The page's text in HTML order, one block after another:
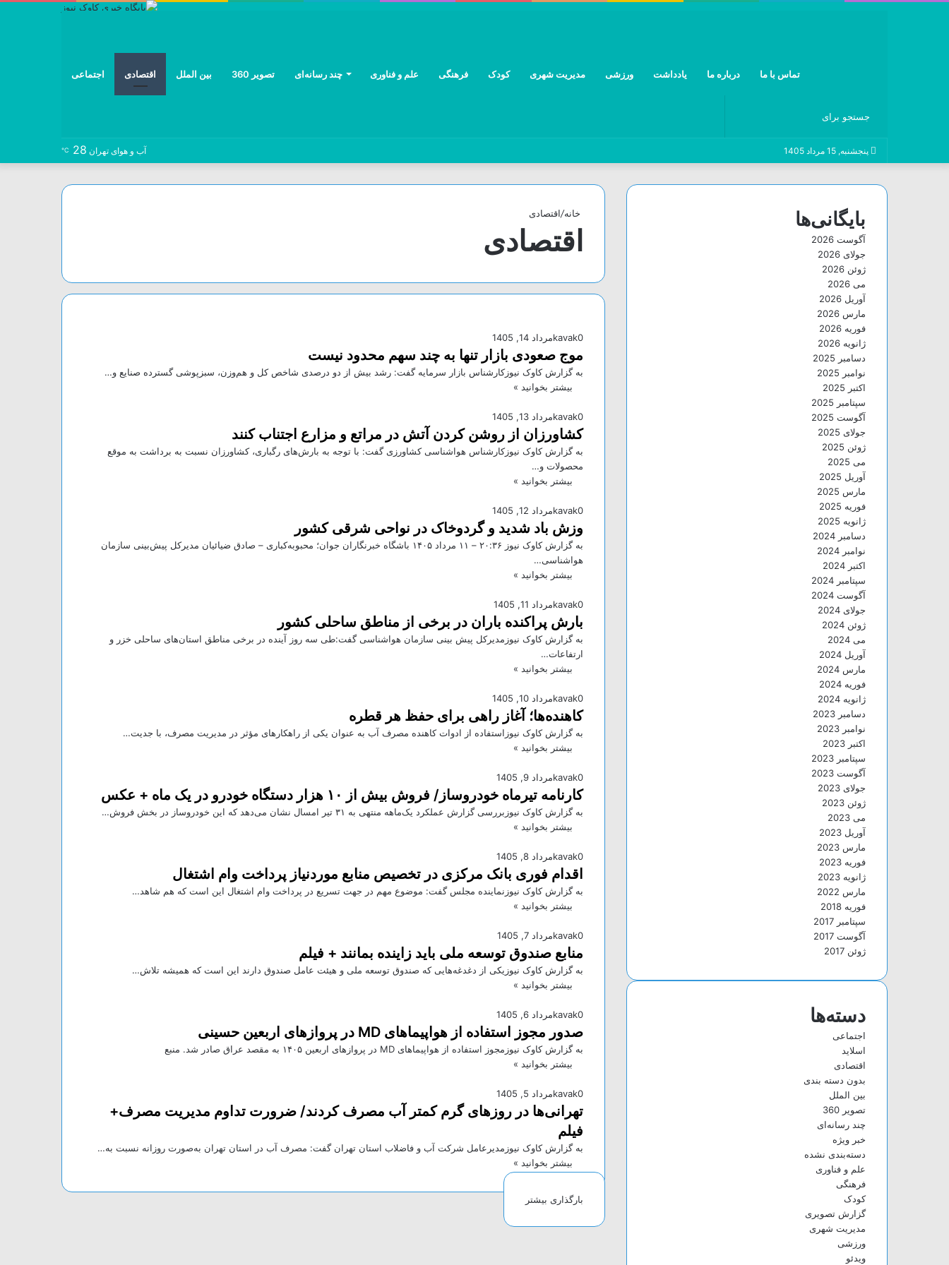
اجتماعی اقتصادی بین الملل تصویر 360 چند رسانه‌ای علم و فناوری فرهنگی کودک مدیریت شهری ورزشی یادداشت درباره ما تماس با ما
جستجو
برای
پنجشنبه, 15 مرداد 1405
فیسآب و هوای تهران 28
℃
خانه/اقتصادی
اقتصادی
kavakمرداد 14, 1405 0
موج صعودی بازار تنها به چند سهم محدود نیست
به گزارش کاوک نیوزکارشناس بازار سرمایه گفت: رشد بیش از دو درصدی شاخص کل و هم‌وزن، سبزپوشی گسترده صنایع و…
بیشتر بخوانید »
kavakمرداد 13, 1405 0
کشاورزان از روشن کردن آتش در مراتع و مزارع اجتناب کنند
به گزارش کاوک نیوزکارشناس هواشناسی کشاورزی گفت: با توجه به بارش‌های رگباری، کشاورزان نسبت به برداشت به موقع
محصولات و…
بیشتر بخوانید »
kavakمرداد 12, 1405 0
وزش باد شدید و گردوخاک در نواحی شرقی کشور
به گزارش کاوک نیوز ۲۰:۳۶ – ۱۱ مرداد ۱۴۰۵ باشگاه خبرنگاران جوان؛ محبوبه‌کباری – صادق ضیائیان مدیرکل پیش‌بینی سازمان
هواشناسی…
بیشتر بخوانید »
kavakمرداد 11, 1405 0
بارش پراکنده باران در برخی از مناطق ساحلی کشور
به گزارش کاوک نیوزمدیرکل پیش بینی سازمان هواشناسی گفت:طی سه روز آینده در برخی مناطق استان‌های ساحلی خزر و
ارتفاعات…
بیشتر بخوانید »
kavakمرداد 10, 1405 0
کاهنده‌ها؛ آغاز راهی برای حفظ هر قطره
به گزارش کاوک نیوزاستفاده از ادوات کاهنده مصرف آب به عنوان یکی از راهکار‌های مؤثر در مدیریت مصرف، با جدیت…
بیشتر بخوانید »
kavakمرداد 9, 1405 0
کارنامه تیرماه خودروساز/ فروش بیش از ۱۰ هزار دستگاه خودرو در یک ماه + عکس
به گزارش کاوک نیوزبررسی گزارش عملکرد یک‌ماهه منتهی به ۳۱ تیر امسال نشان می‌دهد که این خودروساز در بخش فروش…
بیشتر بخوانید »
kavakمرداد 8, 1405 0
اقدام فوری بانک مرکزی در تخصیص منابع موردنیاز پرداخت وام اشتغال
به گزارش کاوک نیوزنماینده مجلس گفت: موضوع مهم در جهت تسریع در پرداخت وام اشتغال این است که هم شاهد…
بیشتر بخوانید »
kavakمرداد 7, 1405 0
منابع صندوق توسعه ملی باید زاینده بمانند + فیلم
به گزارش کاوک نیوزیکی از دغدغه‌هایی که صندوق توسعه ملی و هیئت عامل صندوق دارند این است که همیشه تلاش…
بیشتر بخوانید »
kavakمرداد 6, 1405 0
صدور مجوز استفاده از هواپیما‌های MD در پرواز‌های اربعین حسینی
به گزارش کاوک نیوزمجوز استفاده از هواپیما‌های MD در پرواز‌های اربعین ۱۴۰۵ به مقصد عراق صادر شد. منبع
بیشتر بخوانید »
kavakمرداد 5, 1405 0
تهرانی‌ها در روزهای گرم کمتر آب مصرف کردند/ ضرورت تداوم مدیریت مصرف+
فیلم
به گزارش کاوک نیوزمدیرعامل شرکت آب و فاضلاب استان تهران گفت: مصرف آب در استان تهران به‌صورت روزانه نسبت به…
بیشتر بخوانید »
بارگذاری بیشتر
بایگانی‌ها
آگوست 2026
جولای 2026
ژوئن 2026
می 2026
آوریل 2026
مارس 2026
فوریه 2026
ژانویه 2026
دسامبر 2025
نوامبر 2025
اکتبر 2025
سپتامبر 2025
آگوست 2025
جولای 2025
ژوئن 2025
می 2025
آوریل 2025
مارس 2025
فوریه 2025
ژانویه 2025
دسامبر 2024
نوامبر 2024
اکتبر 2024
سپتامبر 2024
آگوست 2024
جولای 2024
ژوئن 2024
می 2024
آوریل 2024
مارس 2024
فوریه 2024
ژانویه 2024
دسامبر 2023
نوامبر 2023
اکتبر 2023
سپتامبر 2023
آگوست 2023
جولای 2023
ژوئن 2023
می 2023
آوریل 2023
مارس 2023
فوریه 2023
ژانویه 2023
مارس 2022
فوریه 2018
سپتامبر 2017
آگوست 2017
ژوئن 2017
دسته‌ها
اجتماعی
اسلاید
اقتصادی
بدون دسته بندی
بین الملل
تصویر 360
چند رسانه‌ای
خبر ویژه
دسته‌بندی نشده
علم و فناوری
فرهنگی
کودک
گزارش تصویری
مدیریت شهری
ورزشی
ویدئو